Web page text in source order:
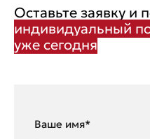
Оставьте заявку и
индивидуальный
уже сегодня